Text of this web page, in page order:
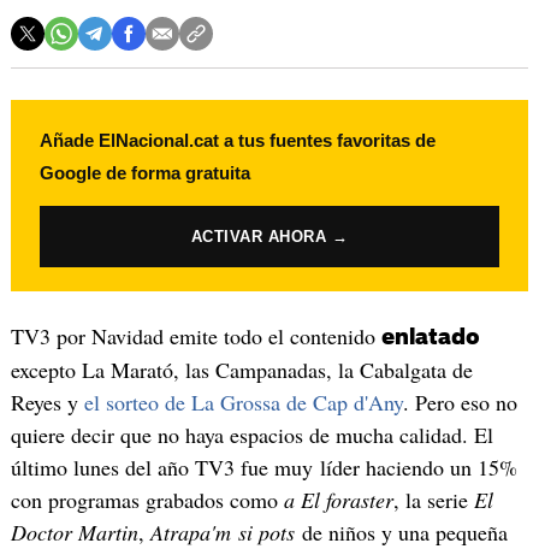
Añade ElNacional.cat a tus fuentes favoritas de
Google de forma gratuita
ACTIVAR AHORA →
TV3 por Navidad emite todo el contenido enlatado
excepto La Marató, las Campanadas, la Cabalgata de
Reyes y el sorteo de La Grossa de Cap d'Any. Pero eso no
quiere decir que no haya espacios de mucha calidad. El
último lunes del año TV3 fue muy líder haciendo un 15%
con programas grabados como a El foraster, la serie El
Doctor Martin,Atrapa'm si potsde niños y una pequeña